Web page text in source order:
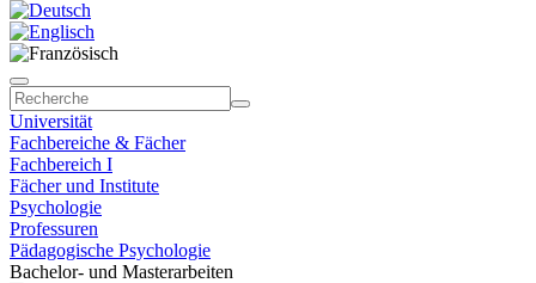
Universität
Fachbereiche & Fächer
Fachbereich I
Fächer und Institute
Psychologie
Professuren
Pädagogische Psychologie
Bachelor- und Masterarbeiten